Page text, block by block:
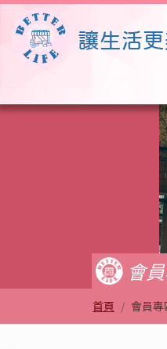
Better Life
會
首頁 會員專